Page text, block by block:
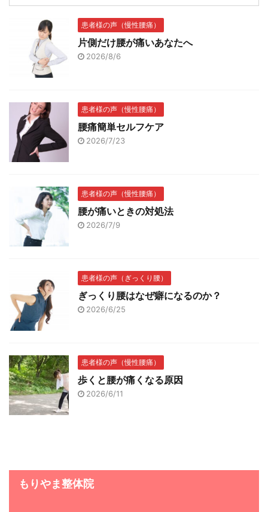
患者様の声（慢性腰痛）
片側だけ腰が痛いあなたへ
2026/8/6
患者様の声（慢性腰痛）
腰痛簡単セルフケア
2026/7/23
患者様の声（慢性腰痛）
腰が痛いときの対処法
2026/7/9
患者様の声（ぎっくり腰）
ぎっくり腰はなぜ癖になるのか？
2026/6/25
患者様の声（慢性腰痛）
歩くと腰が痛くなる原因
2026/6/11
もりやま整体院